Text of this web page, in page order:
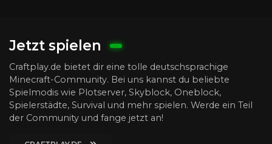
Jetzt spielen
Craftplay.de bietet dir eine tolle deutschsprachige
Minecraft-Community. Bei uns kannst du beliebte
Spielmodis wie Plotserver, Skyblock, Oneblock,
Spielerstädte, Survival und mehr spielen. Werde ein Teil
der Community und fange jetzt an!